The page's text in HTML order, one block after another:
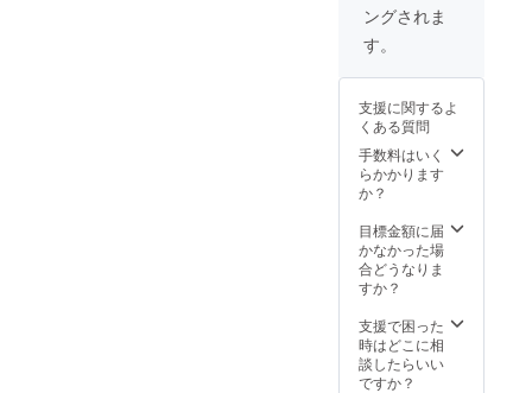
ングされま
す。
支援に関するよ
くある質問
手数料はいく
らかかります
か？
目標金額に届
かなかった場
合どうなりま
すか？
支援で困った
時はどこに相
談したらいい
ですか？